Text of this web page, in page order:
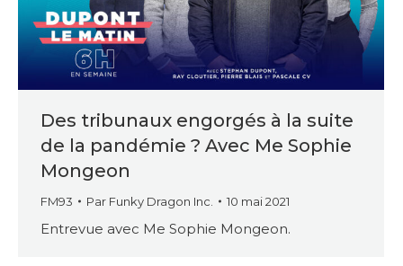
Des tribunaux engorgés à la suite
de la pandémie ? Avec Me Sophie
Mongeon
FM93 Par Funky Dragon Inc. 10 mai 2021
Entrevue avec Me Sophie Mongeon.